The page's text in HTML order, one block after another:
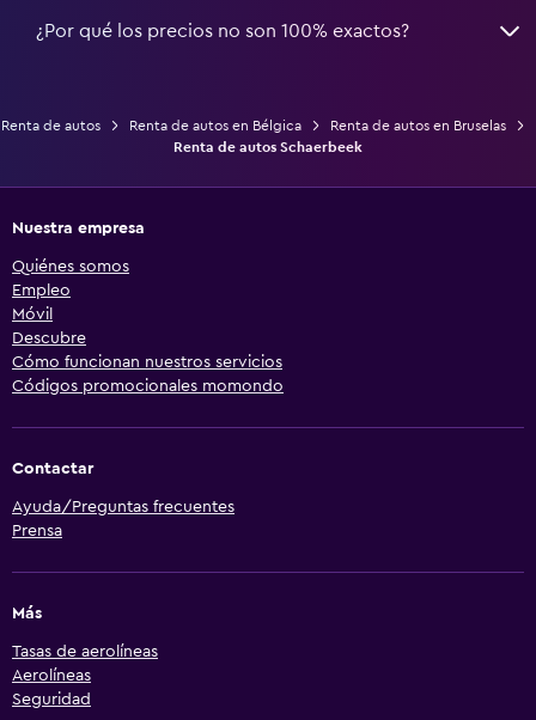
¿Por qué los precios no son 100% exactos?
Renta de autos Renta de autos en Bélgica
Renta de autos en Bruselas
Renta de autos Schaerbeek
Nuestra empresa
Quiénes somos
Empleo
Móvil
Descubre
Cómo funcionan nuestros servicios
Códigos promocionales momondo
Contactar
Ayuda/Preguntas frecuentes
Prensa
Más
Tasas de aerolíneas
Aerolíneas
Seguridad